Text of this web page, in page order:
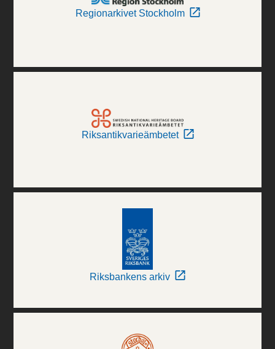
Regionarkivet Stockholm
Riksantikvarieämbetet
Riksbankens arkiv